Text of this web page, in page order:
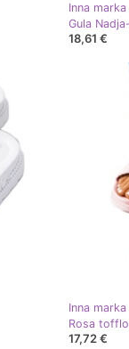
Inna marka
Gula
18,61 €
Inna marka
Rosa
17,72 €